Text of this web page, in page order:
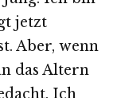
jetzt
Aber, wenn
das Altern
Ich